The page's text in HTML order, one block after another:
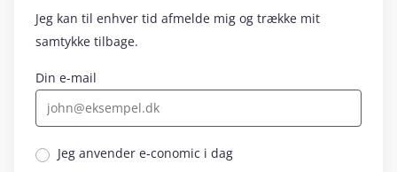
Jeg kan til enhver tid afmelde mig og trække mit
samtykke tilbage.
Din e-mail
Jeg anvender e‑conomic i dag